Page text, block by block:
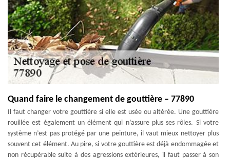
Quand faire le changement de gouttière – 77890
Il faut changer votre gouttière si elle est usée ou altérée. Une gouttière
rouillée est également un élément qui n’assure plus ses rôles. Si votre
système n’est pas protégé par une peinture, il vaut mieux nettoyer plus
souvent cet élément. Au pire, si votre gouttière est déjà endommagée et
non récupérable suite à des agressions extérieures, il faut passer à son